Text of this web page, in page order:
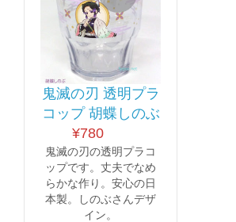
鬼滅の刃 透明プラ
コップ 胡蝶しのぶ
¥780
鬼滅の刃の透明プラコ
ップです。丈夫でなめ
らかな作り。安心の日
本製。しのぶさんデザ
イン。